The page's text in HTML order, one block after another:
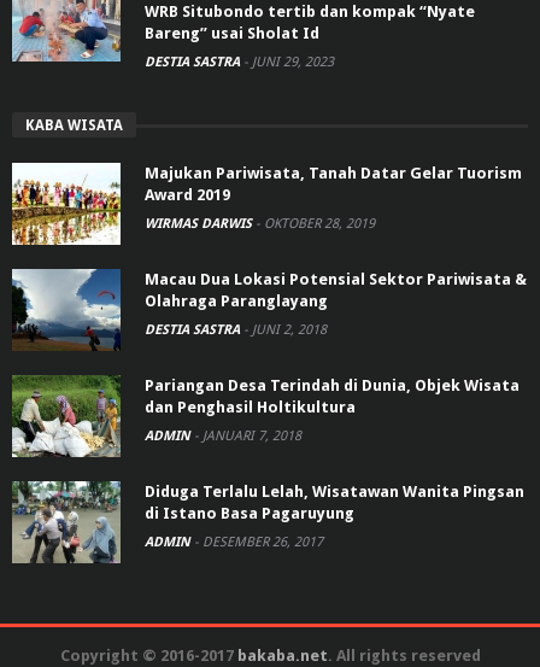
WRB Situbondo tertib dan kompak “Nyate
Bareng” usai Sholat Id
DESTIA SASTRA - JUNI 29, 2023
KABA WISATA
Majukan Pariwisata, Tanah Datar Gelar Tuorism
Award 2019
WIRMAS DARWIS - OKTOBER 28, 2019
Macau Dua Lokasi Potensial Sektor Pariwisata &
Olahraga Paranglayang
DESTIA SASTRA - JUNI 2, 2018
Pariangan Desa Terindah di Dunia, Objek Wisata
dan Penghasil Holtikultura
ADMIN - JANUARI 7, 2018
Diduga Terlalu Lelah, Wisatawan Wanita Pingsan
di Istano Basa Pagaruyung
ADMIN - DESEMBER 26, 2017
Copyright © 2016-2017 bakaba.net. All rights reserved